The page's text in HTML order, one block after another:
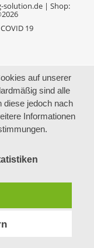
solution.de | Shop:
COVID 19
auf unserer
sind alle
diese jedoch nach
Informationen